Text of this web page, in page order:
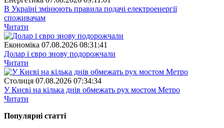
В Україні змінюють правила подачі електроенергії
споживачам
Читати
Економіка 07.08.2026 08:31:41
Долар і євро знову подорожчали
Читати
Столиця 07.08.2026 07:34:34
У Києві на кілька днів обмежать рух мостом Метро
Читати
Популярнi статтi